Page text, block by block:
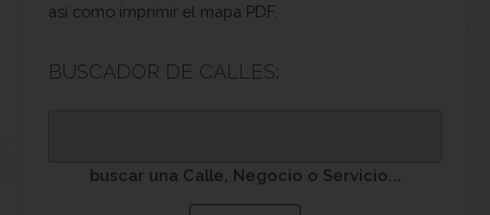
así como imprimir el mapa PDF.
BUSCADOR DE CALLES:
buscar una Calle, Negocio o Servicio...